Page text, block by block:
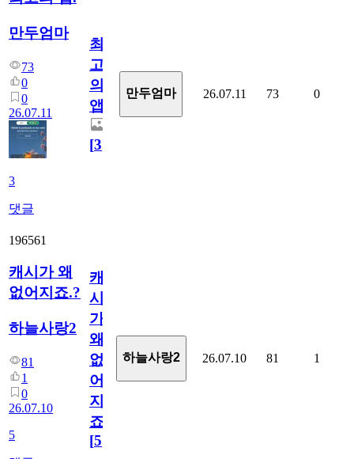
만두엄마
73
0
0
26.07.11
3
댓글
최
고
의
앱.
[3]
만두엄마 26.07.11 73 0
196561
캐시가 왜
없어지죠.?
하늘사랑2
81
1
0
26.07.10
5
캐
시
가
왜
없
어
지
죠.?
[5]
하늘사랑2 26.07.10 81 1